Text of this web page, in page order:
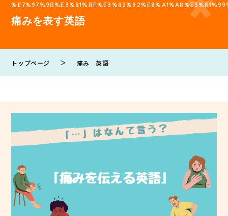
痛みを表す英語
トップページ ＞ 痛み 英語